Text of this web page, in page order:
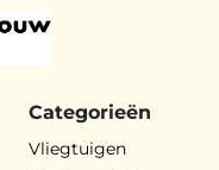
Categorieën
Vliegtuigen